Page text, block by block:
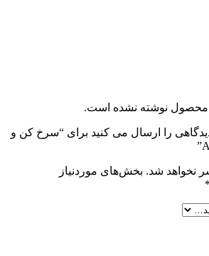
محصول نوشته نشده است.
را ارسال می کنید برای “سرخ کن و
نخواهد شد. بخش‌های موردنیاز
*